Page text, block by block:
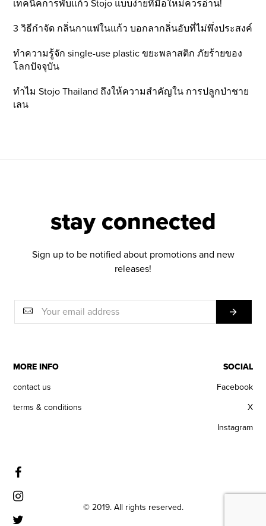
เทคนิคการพับแก้ว Stojo แบบง่ายที่มือใหม่ควรอ่าน!
3 วิธีกำจัด กลิ่นกาแฟในแก้ว บอกลากลิ่นอับที่ไม่พึ่งประสงค์
ทำความรู้จัก single-use plastic ขยะพลาสติก ภัยร้ายของ
โลกปัจจุบัน
ทำไม Stojo Thailand ถึงให้ความสำคัญใน การปลูกป่าชาย
เลน
stay connected
Sign up to be notified about promotions and new
releases!
MORE INFO
contact us
terms & conditions
SOCIAL
Facebook
X
Instagram
© 2019. All rights reserved.